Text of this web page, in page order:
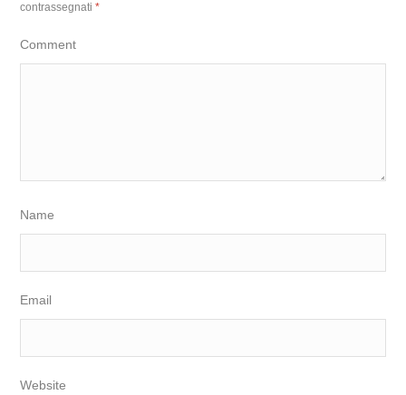
contrassegnati*
Comment
Name
Email
Website